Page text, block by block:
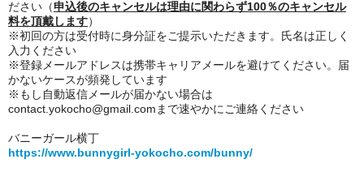
ださい（申込後のキャンセルは理由に関わらず100％のキャンセル
料を頂戴します）
※初回の方は受付時に身分証をご提示いただきます。氏名は正しく
入力ください
※登録メールアドレスは携帯キャリアメールを避けてください。届
かないケースが頻発しています
※もし自動返信メールが届かない場合は
contact.yokocho@gmail.comまで速やかにご連絡ください
バニーガール横丁
https://www.bunnygirl-yokocho.com/bunny/